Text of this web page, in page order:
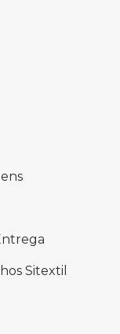
Sitextil